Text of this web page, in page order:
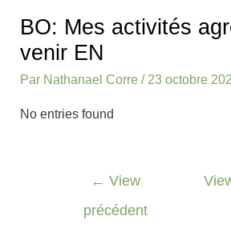
BO: Mes activités
venir EN
Par Nathanael Corre/ 23 octobre
No entries found
articles
← View
précédent